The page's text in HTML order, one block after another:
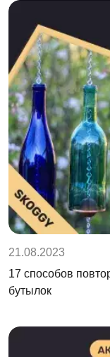
21.08.2023
17 способов
бутылок